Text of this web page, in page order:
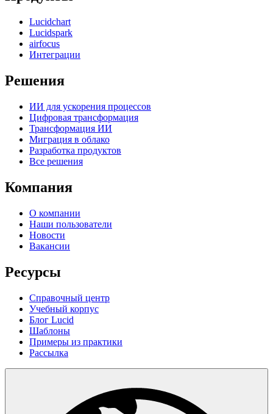
Lucidchart
Lucidspark
airfocus
Интеграции
Решения
ИИ для ускорения процессов
Цифровая трансформация
Трансформация ИИ
Миграция в облако
Разработка продуктов
Все решения
Компания
О компании
Наши пользователи
Новости
Вакансии
Ресурсы
Справочный центр
Учебный корпус
Блог Lucid
Шаблоны
Примеры из практики
Рассылка